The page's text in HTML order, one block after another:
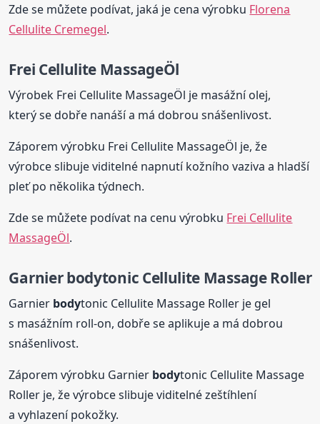
Zde se můžete podívat, jaká je cena výrobku Florena
Cellulite Cremegel.
Frei Cellulite MassageÖl
Výrobek Frei Cellulite MassageÖl je masážní olej,
který se dobře nanáší a má dobrou snášenlivost.
Záporem výrobku Frei Cellulite MassageÖl je, že
výrobce slibuje viditelné napnutí kožního vaziva a hladší
pleť po několika týdnech.
Zde se můžete podívat na cenu výrobku Frei Cellulite
MassageÖl.
Garnierbodytonic Cellulite Massage Roller
Garnier bodytonic Cellulite Massage Roller je gel
s masážním roll-on, dobře se aplikuje a má dobrou
snášenlivost.
Záporem výrobku Garnier bodytonic Cellulite Massage
Roller je, že výrobce slibuje viditelné zeštíhlení
a vyhlazení pokožky.